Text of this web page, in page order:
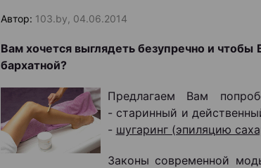
Автор: 103.by, 04.06.2014
Вам хочется выглядеть безупречно и
бархатной?
Предлагаем Вам
- старинный и
- шугаринг (эпиляцию
Законы современной